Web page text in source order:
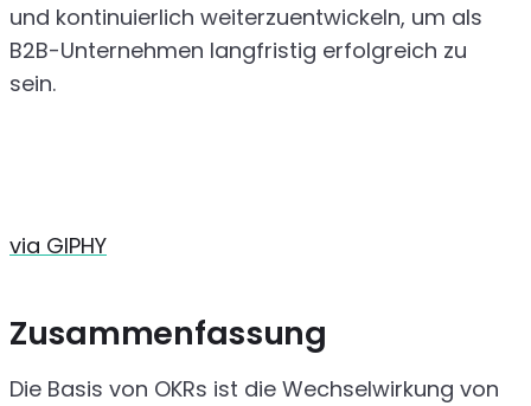
und kontinuierlich weiterzuentwickeln, um als
B2B-Unternehmen langfristig erfolgreich zu
sein.
via GIPHY
Zusammenfassung
Die Basis von OKRs ist die Wechselwirkung von